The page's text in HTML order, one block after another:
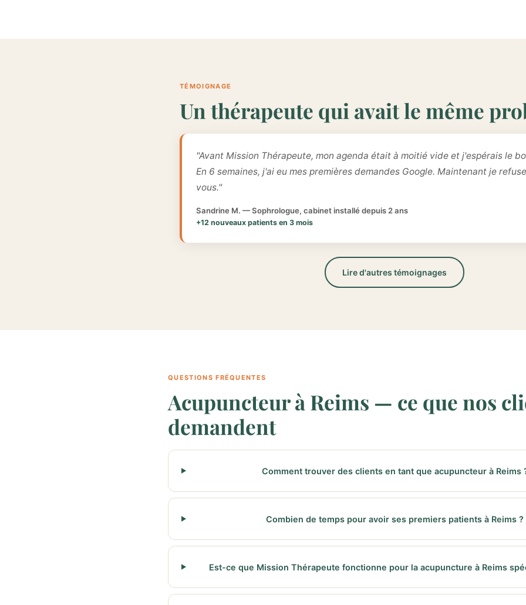
TÉMOIGNAGE
Un thérapeute qui avait le même
"Avant Mission Thérapeute, mon agenda était à moitié vide et j'espérais le
En 6 semaines, j'ai eu mes premières demandes Google. Maintenant je
vous."
Sandrine M. — Sophrologue, cabinet installé depuis 2 ans
+12 nouveaux patients en 3 mois
Lire d'autres témoignages
QUESTIONS FRÉQUENTES
Acupuncteur à Reims — ce que nos
demandent
Comment trouver des clients en tant que acupuncteur à Reims
Combien de temps pour avoir ses premiers patients à Reims ?
Est-ce que Mission Thérapeute fonctionne pour la acupuncture à Reims